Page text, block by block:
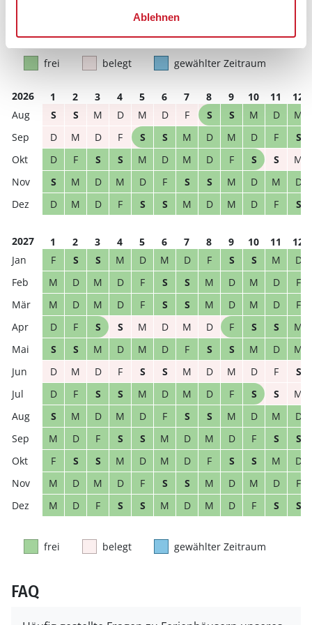
Ablehnen
frei belegt gewählter Zeitraum
2026 1 2 3 4 5 6 7 8 9 10 11
12
S
S M D M D F S S M D
M
D
M D F S S M D M D F
S
D
F S S M D M D F S S
M
S
M D M D F S S M D M
D
D
M D F S S M D M D F S
2027 1 2 3 4 5 6 7 8 9 10 11
12
F
S S M D M D F S S M
D
M
D M D F S S M D M D
F
M
D M D F S S M D M D
F
D
F S S M D M D F S S
M
S
S M D M D F S S M D
M
D
M D F S S M D M D F
S
D
F S S M D M D F S S
M
S
M D M D F S S M D M
D
M
D F S S M D M D F S
S
F
S S M D M D F S S M
D
M
D M D F S S M D M D
F
M
D F S S M D M D F S S
frei belegt gewählter Zeitraum
FAQ